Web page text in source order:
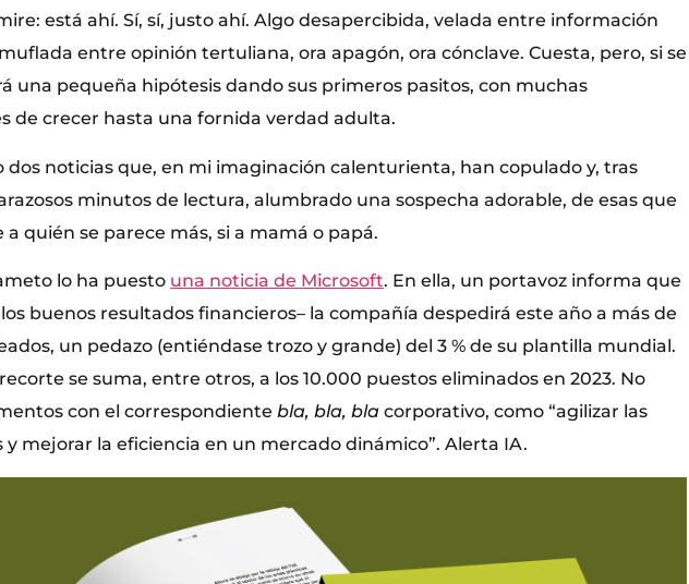
está ahí. Sí, sí, justo ahí. Algo desapercibida, velada entre información
entre opinión tertuliana, ora apagón, ora cónclave. Cuesta, pero, si se
una pequeña hipótesis dando sus primeros pasitos, con muchas
de crecer hasta una fornida verdad adulta.
dos noticias que, en mi imaginación calenturienta, han copulado y, tras
minutos de lectura, alumbrado una sospecha adorable, de esas que
a quién se parece más, si a mamá o papá.
lo ha puesto una noticia de Microsoft. En ella, un portavoz informa que
buenos resultados financieros– la compañía despedirá este año a más de
un pedazo (entiéndase trozo y grande) del 3 % de su plantilla mundial.
se suma, entre otros, a los 10.000 puestos eliminados en 2023. No
con el correspondiente bla, bla, bla corporativo, como “agilizar las
y mejorar la eficiencia en un mercado dinámico”. Alerta IA.